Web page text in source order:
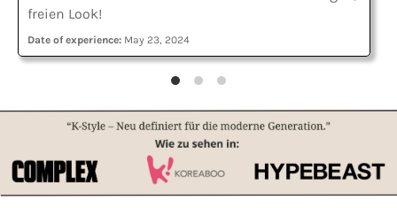
freien Look!
Date of experience: May 23, 2024